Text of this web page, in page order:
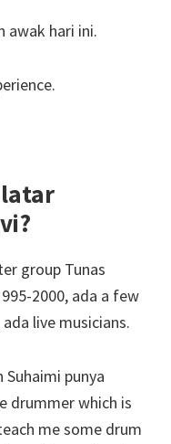
awak hari ini.
latar
group Tunas
2000, ada a few
live musicians.
punya
drummer which is
me some drum